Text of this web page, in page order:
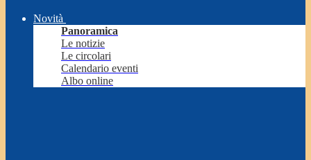
Novità
Panoramica
Le notizie
Le circolari
Calendario eventi
Albo online